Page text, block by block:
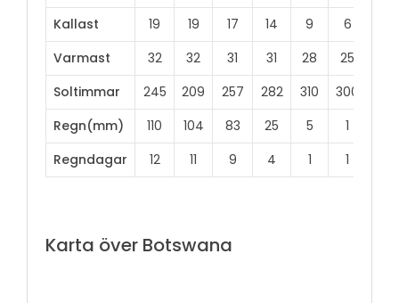
Kallast
19 19 17 14 9 6
Varmast
32 32 31 31 28 25
Soltimmar
245 209 257 282 310 300
Regn(mm)
110 104 83 25 5 1
Regndagar
12 11 9 4 1 1
Karta över Botswana